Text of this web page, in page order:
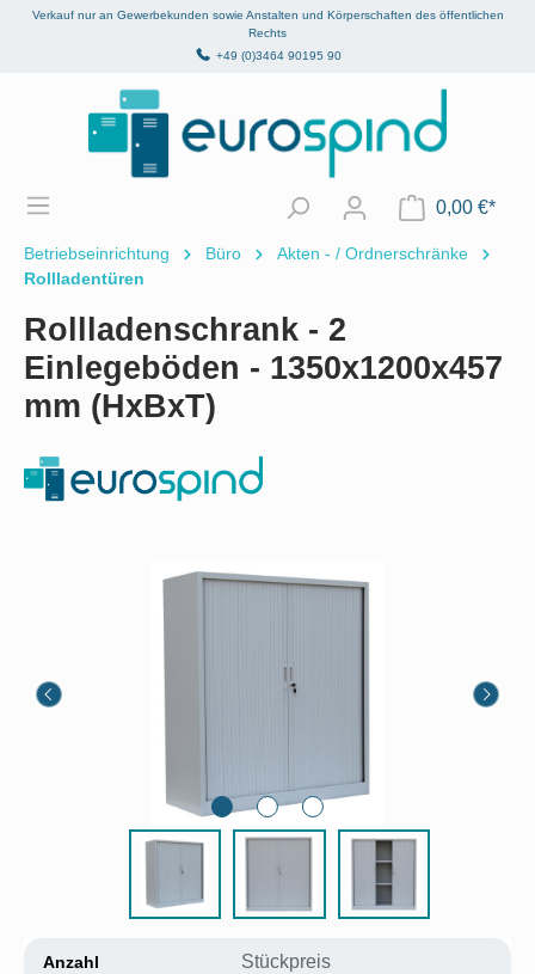
springen
Verkauf nur an Gewerbekunden sowie Anstalten und Körperschaften des öffentlichen
Rechts
+49 (0)3464 90195 90
0,00 €*
Betriebseinrichtung Büro
Akten - / Ordnerschränke
Rollladentüren
Rollladenschrank - 2
Einlegeböden - 1350x1200x457
mm (HxBxT)
Bildergalerie überspringen
Anzahl Stückpreis